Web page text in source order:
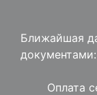
Ближайшая
документами:
Оплата